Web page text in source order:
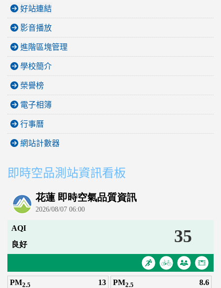
好站連結
影音播放
進階區塊管理
學校簡介
榮譽榜
電子相簿
行事曆
網站計數器
即時空品測站資訊看板